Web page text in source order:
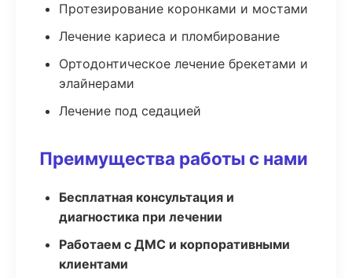
Протезирование коронками и мостами
Лечение кариеса и пломбирование
Ортодонтическое лечение брекетами и
элайнерами
Лечение под седацией
Преимущества работы с нами
Бесплатная консультация и
диагностика при лечении
Работаем с ДМС и корпоративными
клиентами